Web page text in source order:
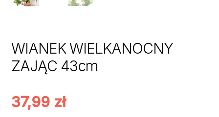
WIANEK WIELKANOCNY
ZAJĄC 43cm
37,99 zł